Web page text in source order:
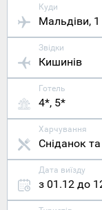
Куди
Мальдіви,
Звідки
Кишинів
Готель
4*, 5*
Харчування
Сніданок
Дата виїзду
з 01.12 до